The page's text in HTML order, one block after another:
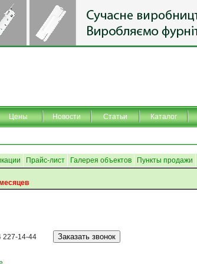
Цены Новости Статьи Каталог
Прайс-лист Галерея объектов Пункты продажи
227-14-44